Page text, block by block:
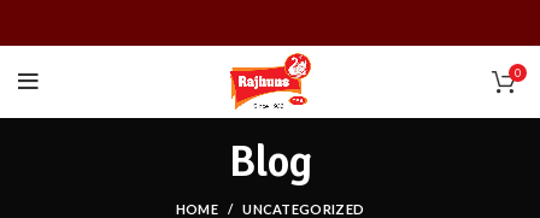
0
Blog
HOME UNCATEGORIZED